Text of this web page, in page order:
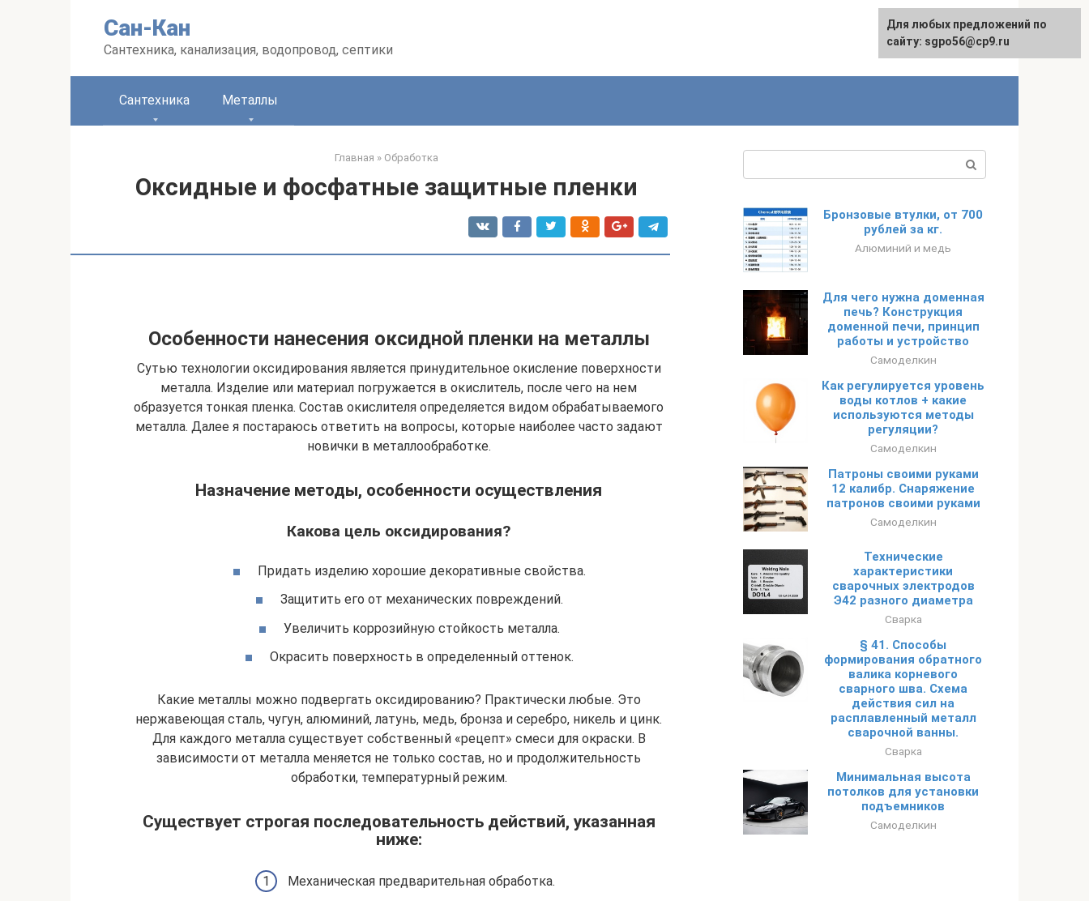
Сан-Кан
Сантехника, канализация, водопровод, септики
English
Сантехника Металлы
Главная » Обработка
Оксидные и фосфатные защитные пленки
Особенности нанесения оксидной пленки на металлы
Сутью технологии оксидирования является принудительное окисление поверхности
металла. Изделие или материал погружается в окислитель, после чего на нем
образуется тонкая пленка. Состав окислителя определяется видом обрабатываемого
металла. Далее я постараюсь ответить на вопросы, которые наиболее часто задают
новички в металлообработке.
Назначение методы, особенности осуществления
Какова цель оксидирования?
Придать изделию хорошие декоративные свойства.
Защитить его от механических повреждений.
Увеличить коррозийную стойкость металла.
Окрасить поверхность в определенный оттенок.
Какие металлы можно подвергать оксидированию? Практически любые. Это
нержавеющая сталь, чугун, алюминий, латунь, медь, бронза и серебро, никель и цинк.
Для каждого металла существует собственный «рецепт» смеси для окраски. В
зависимости от металла меняется не только состав, но и продолжительность
обработки, температурный режим.
Существует строгая последовательность действий, указанная
ниже:
Механическая предварительная обработка.
Бронзовые втулки, от 700
рублей за кг.
Алюминий и медь
Для чего нужна доменная
печь? Конструкция
доменной печи, принцип
работы и устройство
Самоделкин
Как регулируется уровень
воды котлов + какие
используются методы
регуляции?
Самоделкин
Патроны своими руками
12 калибр. Снаряжение
патронов своими руками
Самоделкин
Технические
характеристики
сварочных электродов
Э42 разного диаметра
Сварка
§ 41. Способы
формирования обратного
валика корневого
сварного шва. Схема
действия сил на
расплавленный металл
сварочной ванны.
Сварка
Минимальная высота
потолков для установки
подъемников
Самоделкин
Для любых предложений по
сайту: sgpo56@cp9.ru